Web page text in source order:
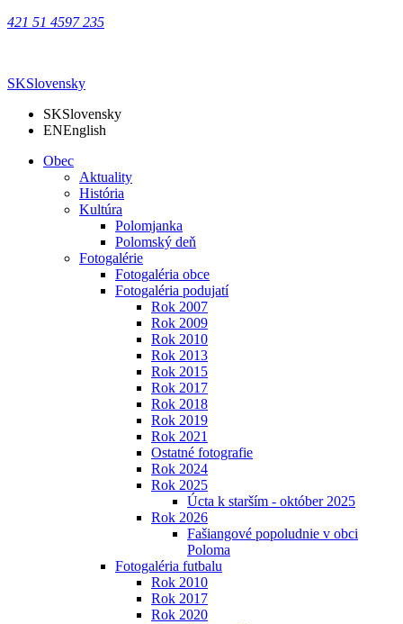
421 51 4597 235
SKSlovensky
SKSlovensky
ENEnglish
Obec
Aktuality
História
Kultúra
Polomjanka
Polomský deň
Fotogalérie
Fotogaléria obce
Fotogaléria podujatí
Rok 2007
Rok 2009
Rok 2010
Rok 2013
Rok 2015
Rok 2017
Rok 2018
Rok 2019
Rok 2021
Ostatné fotografie
Rok 2024
Rok 2025
Úcta k starším - október 2025
Rok 2026
Fašiangové popoludnie v obci
Poloma
Fotogaléria futbalu
Rok 2010
Rok 2017
Rok 2020